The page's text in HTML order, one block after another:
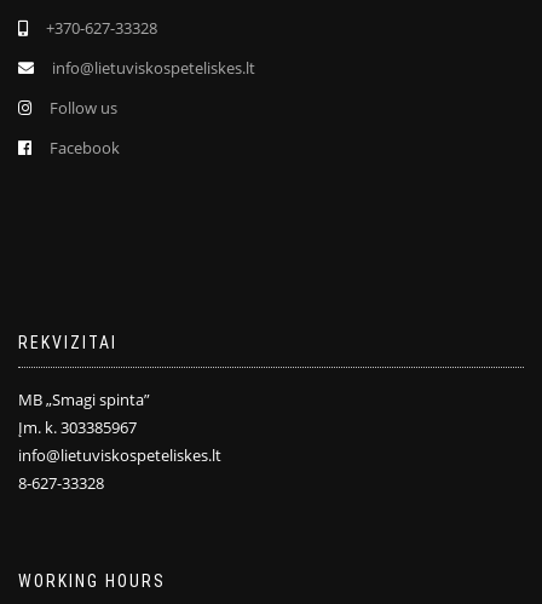
+370-627-33328
info@lietuviskospeteliskes.lt
Follow us
Facebook
REKVIZITAI
MB „Smagi spinta”
Įm. k. 303385967
info@lietuviskospeteliskes.lt
8-627-33328
WORKING HOURS